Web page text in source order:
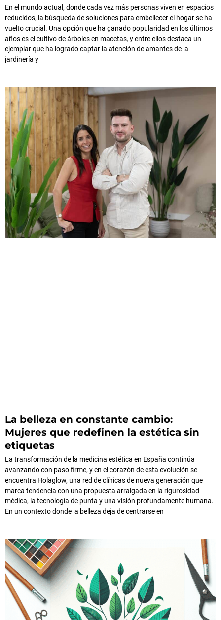
En el mundo actual, donde cada vez más personas viven en espacios
reducidos, la búsqueda de soluciones para embellecer el hogar se ha
vuelto crucial. Una opción que ha ganado popularidad en los últimos
años es el cultivo de árboles en macetas, y entre ellos destaca un
ejemplar que ha logrado captar la atención de amantes de la
jardinería y
La belleza en constante cambio:
Mujeres que redefinen la estética sin
etiquetas
La transformación de la medicina estética en España continúa
avanzando con paso firme, y en el corazón de esta evolución se
encuentra Holaglow, una red de clínicas de nueva generación que
marca tendencia con una propuesta arraigada en la rigurosidad
médica, la tecnología de punta y una visión profundamente humana.
En un contexto donde la belleza deja de centrarse en